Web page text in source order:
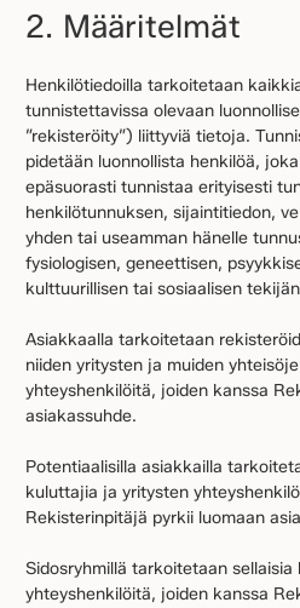
2. Määritelmät
Henkilötiedoilla tarkoitetaan
tunnistettavissa olevaan
”rekisteröity”) liittyviä tietoja.
pidetään luonnollista henkilöä,
epäsuorasti tunnistaa erityisesti
henkilötunnuksen, sijaintitiedon,
yhden tai useamman hänelle
fysiologisen, geneettisen,
kulttuurillisen tai sosiaalisen
Asiakkaalla tarkoitetaan
niiden yritysten ja muiden
yhteyshenkilöitä, joiden kanssa
asiakassuhde.
Potentiaalisilla asiakkailla
kuluttajia ja yritysten
Rekisterinpitäjä pyrkii luomaan
Sidosryhmillä tarkoitetaan
yhteyshenkilöitä, joiden kanssa